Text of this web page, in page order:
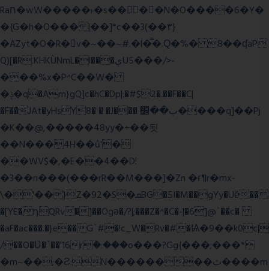
Raח�wW�����˫�s����N�O����6�Y�
�{G�h�O��� |��]*c��3(��٣}
�AZyt�O�R�v�~��~#.�l�̿�.Ԛ�%� 8��ʠaP
Q)[�R.KHKÙNmL�l���ېU5���/>-
���%x�P^C��W�
�ݙ�q�Am}gQ]c�hC�Dp|:�#$2�.��F��C|
�F��JAt�yHsY8� � �J��� ب��׼����q]��Pj
�K��@,�����48yy�+��됫
��N���4H��ů'�
��WV$�,�E��4��D!
�3��n���(���rR��M���]�Zn �ғ¶r�mx-
\�'��}Z�92�S�ܩBG�5I�M��gYy�Uȅ��
�[YE�դQRv�]��Ogə�/?|;���Z�^�C�-|�6]@`��c�
�aF�ac���.�}e��G`#�!c_W�Rv�#�Ѩ�9��k0c|
/��O�Ʋ�`��'16rؒ�:���o���?Gg{���;���*
�m~��;�Ƨ:N��������ٿ����m